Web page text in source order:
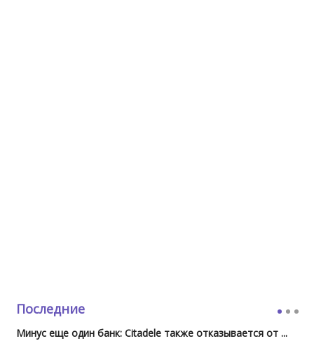
Последние
Минус еще один банк: Citadele также отказывается от ...